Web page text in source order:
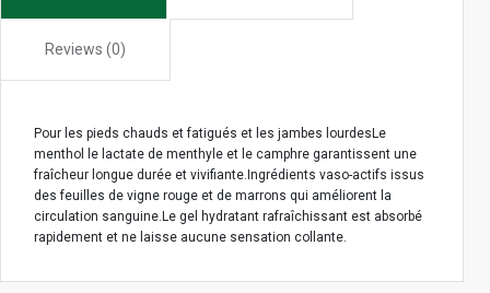
Reviews (0)
Pour les pieds chauds et fatigués et les jambes lourdesLe
menthol le lactate de menthyle et le camphre garantissent une
fraîcheur longue durée et vivifiante.Ingrédients vaso-actifs issus
des feuilles de vigne rouge et de marrons qui améliorent la
circulation sanguine.Le gel hydratant rafraîchissant est absorbé
rapidement et ne laisse aucune sensation collante.